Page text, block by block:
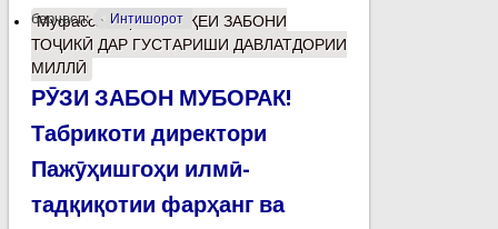
барчасп: Интишорот
Муфассалтаро МАВҚЕИ ЗАБОНИ
ТОҶИКӢ ДАР ГУСТАРИШИ ДАВЛАТДОРИИ
МИЛЛӢ
РӮЗИ ЗАБОН МУБОРАК!
Табрикоти директори
Пажӯҳишгоҳи илмӣ-
тадқиқотии фарҳанг ва